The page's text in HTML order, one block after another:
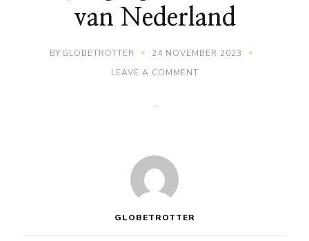
van Nederland
BY GLOBETROTTER
24 NOVEMBER 2023
LEAVE A COMMENTON
GLOBETROTTER